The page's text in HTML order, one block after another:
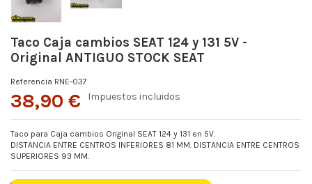
Taco Caja cambios SEAT 124 y 131 5V -
Original ANTIGUO STOCK SEAT
Referencia RNE-037
38,90 € Impuestos incluidos
Taco para Caja cambios Original SEAT 124 y 131 en 5V.
DISTANCIA ENTRE CENTROS INFERIORES 81 MM. DISTANCIA ENTRE CENTROS
SUPERIORES 93 MM.